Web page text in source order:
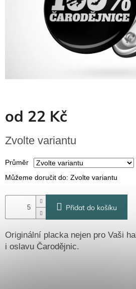
Halloween
Valentýn
Přihlášení
od 22 Kč
cena:
Zvolte variantu
Průměr
Můžeme doručit do: Zvolte variantu
Přidat do košíku
Originální placka nejen pro Vaši
i oslavu Čarodějnic.